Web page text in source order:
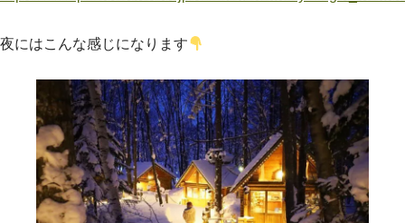
夜にはこんな感じになります